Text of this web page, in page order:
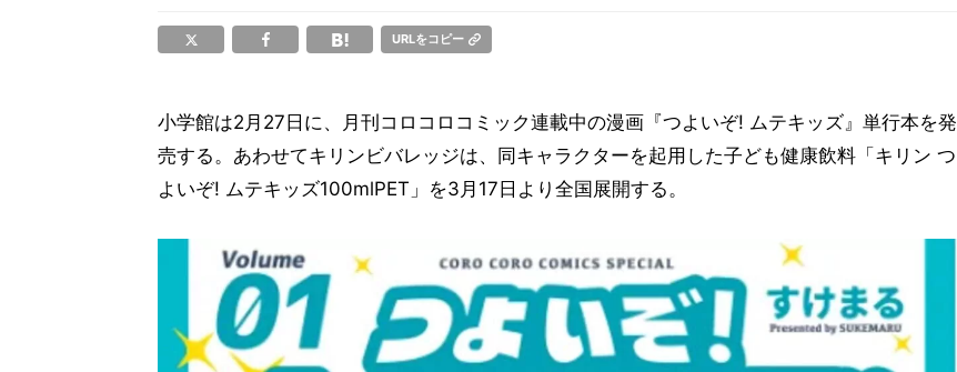
URLをコピー
小学館は2月27日に、月刊コロコロコミック連載中の漫画『つよいぞ! ムテキッズ』単行本を発
売する。あわせてキリンビバレッジは、同キャラクターを起用した子ども健康飲料「キリン つ
よいぞ! ムテキッズ100mlPET」を3月17日より全国展開する。